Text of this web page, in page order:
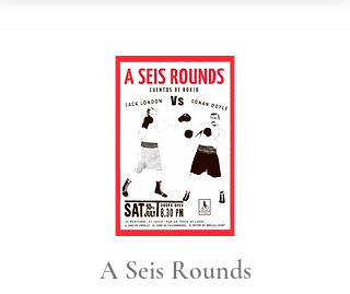
A Seis Rounds